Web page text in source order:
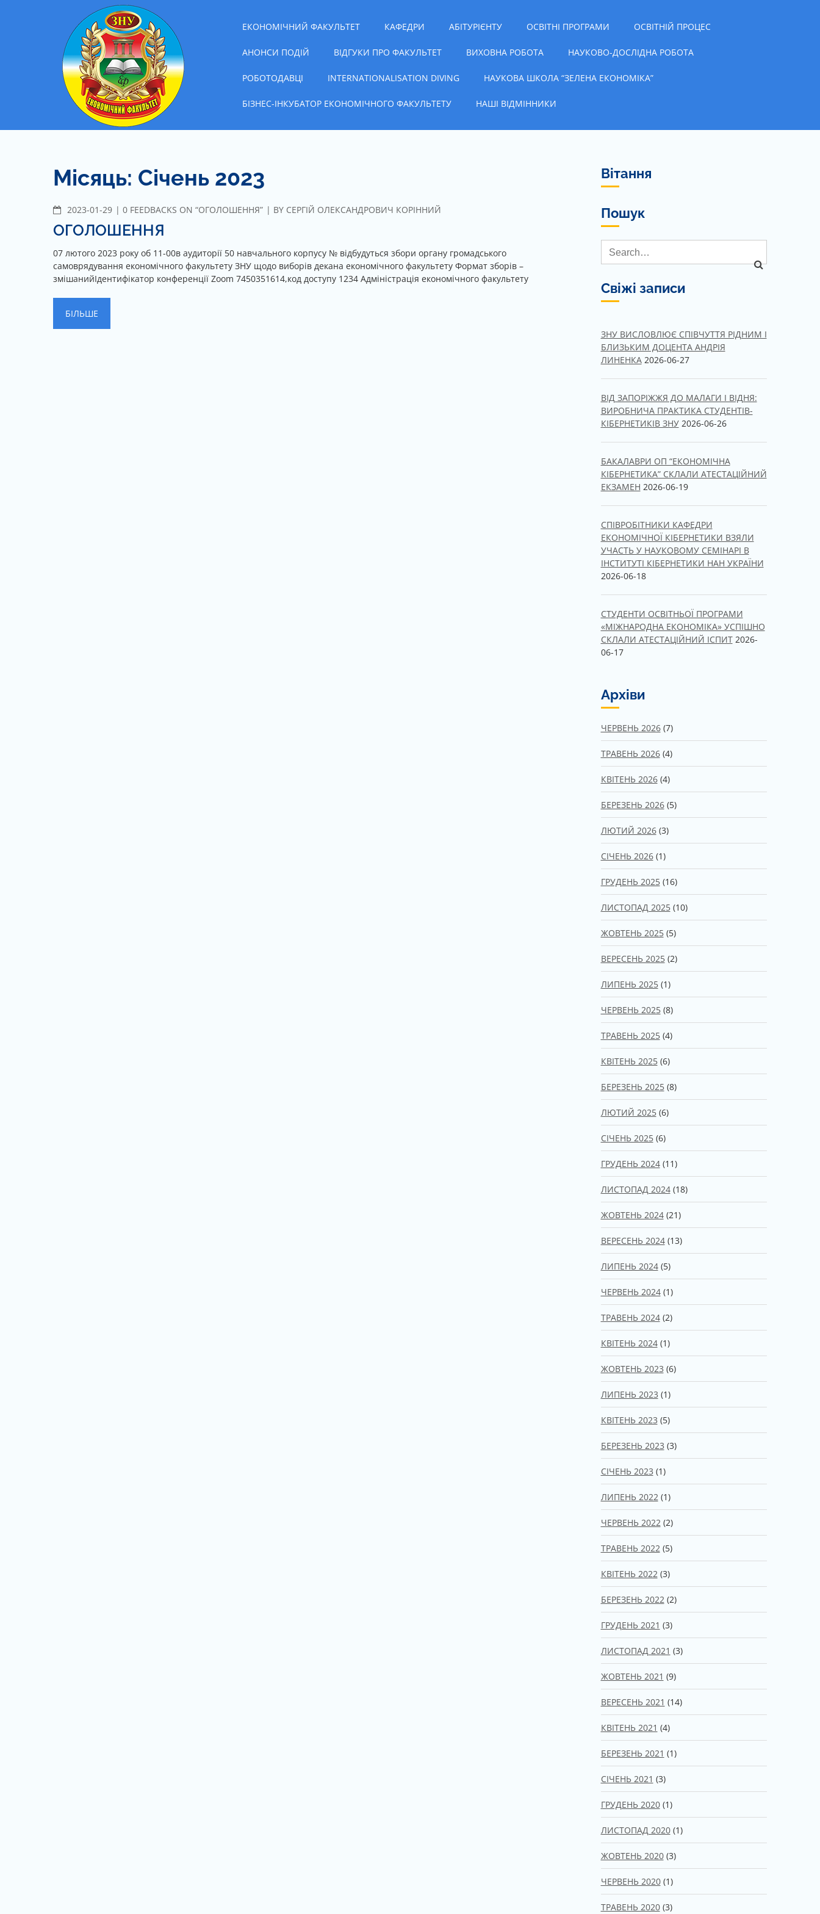
Економічний факультет
ЕКОНОМІЧНИЙ ФАКУЛЬТЕТ КАФЕДРИ АБІТУРІЄНТУ ОСВІТНІ ПРОГРАМИ ОСВІТНІЙ ПРОЦЕС
АНОНСИ ПОДІЙ ВІДГУКИ ПРО ФАКУЛЬТЕТ ВИХОВНА РОБОТА НАУКОВО-ДОСЛІДНА РОБОТА
РОБОТОДАВЦІ INTERNATIONALISATION DIVING НАУКОВА ШКОЛА “ЗЕЛЕНА ЕКОНОМІКА”
БІЗНЕС-ІНКУБАТОР ЕКОНОМІЧНОГО ФАКУЛЬТЕТУ НАШІ ВІДМІННИКИ
Місяць: Січень 2023
2023-01-29
C
O
M
N
T
0 FEEDBACKS ON “ОГОЛОШЕННЯ” BY СЕРГІЙ ОЛЕКСАНДРОВИЧ КОРІННИЙ
ОГОЛОШЕННЯ
07 лютого 2023 року об 11-00в аудиторії 50 навчального корпусу № відбудуться збори органу громадського
самоврядування економічного факультету ЗНУ щодо виборів декана економічного факультету Формат зборів –
змішанийІдентифікатор конференції Zoom 7450351614,код доступу 1234 Адміністрація економічного факультету
БІЛЬШЕ
Вітання
Пошук
Свіжі записи
ЗНУ ВИСЛОВЛЮЄ СПІВЧУТТЯ РІДНИМ І
БЛИЗЬКИМ ДОЦЕНТА АНДРІЯ
ЛИНЕНКА 2026-06-27
ВІД ЗАПОРІЖЖЯ ДО МАЛАГИ І ВІДНЯ:
ВИРОБНИЧА ПРАКТИКА СТУДЕНТІВ-
КІБЕРНЕТИКІВ ЗНУ 2026-06-26
БАКАЛАВРИ ОП “ЕКОНОМІЧНА
КІБЕРНЕТИКА” СКЛАЛИ АТЕСТАЦІЙНИЙ
ЕКЗАМЕН 2026-06-19
СПІВРОБІТНИКИ КАФЕДРИ
ЕКОНОМІЧНОЇ КІБЕРНЕТИКИ ВЗЯЛИ
УЧАСТЬ У НАУКОВОМУ СЕМІНАРІ В
ІНСТИТУТІ КІБЕРНЕТИКИ НАН УКРАЇНИ
2026-06-18
СТУДЕНТИ ОСВІТНЬОЇ ПРОГРАМИ
«МІЖНАРОДНА ЕКОНОМІКА» УСПІШНО
СКЛАЛИ АТЕСТАЦІЙНИЙ ІСПИТ 2026-
06-17
Архіви
ЧЕРВЕНЬ 2026(7)
ТРАВЕНЬ 2026(4)
КВІТЕНЬ 2026(4)
БЕРЕЗЕНЬ 2026(5)
ЛЮТИЙ 2026(3)
СІЧЕНЬ 2026(1)
ГРУДЕНЬ 2025(16)
ЛИСТОПАД 2025(10)
ЖОВТЕНЬ 2025(5)
ВЕРЕСЕНЬ 2025(2)
ЛИПЕНЬ 2025(1)
ЧЕРВЕНЬ 2025(8)
ТРАВЕНЬ 2025(4)
КВІТЕНЬ 2025(6)
БЕРЕЗЕНЬ 2025(8)
ЛЮТИЙ 2025(6)
СІЧЕНЬ 2025(6)
ГРУДЕНЬ 2024(11)
ЛИСТОПАД 2024(18)
ЖОВТЕНЬ 2024(21)
ВЕРЕСЕНЬ 2024(13)
ЛИПЕНЬ 2024(5)
ЧЕРВЕНЬ 2024(1)
ТРАВЕНЬ 2024(2)
КВІТЕНЬ 2024(1)
ЖОВТЕНЬ 2023 (6)
ЛИПЕНЬ 2023 (1)
КВІТЕНЬ 2023 (5)
БЕРЕЗЕНЬ 2023 (3)
СІЧЕНЬ 2023 (1)
ЛИПЕНЬ 2022 (1)
ЧЕРВЕНЬ 2022 (2)
ТРАВЕНЬ 2022 (5)
КВІТЕНЬ 2022 (3)
БЕРЕЗЕНЬ 2022 (2)
ГРУДЕНЬ 2021 (3)
ЛИСТОПАД 2021 (3)
ЖОВТЕНЬ 2021 (9)
ВЕРЕСЕНЬ 2021 (14)
КВІТЕНЬ 2021 (4)
БЕРЕЗЕНЬ 2021 (1)
СІЧЕНЬ 2021 (3)
ГРУДЕНЬ 2020(1)
ЛИСТОПАД 2020(1)
ЖОВТЕНЬ 2020(3)
ЧЕРВЕНЬ 2020(1)
ТРАВЕНЬ 2020(3)